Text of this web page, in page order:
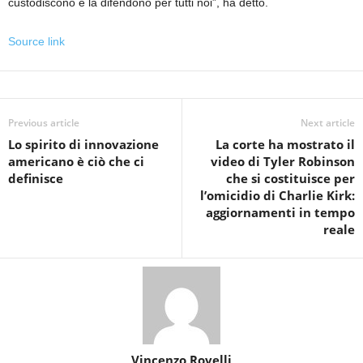
Source link
Previous article
Lo spirito di innovazione
americano è ciò che ci
definisce
Next article
La corte ha mostrato il
video di Tyler Robinson
che si costituisce per
l’omicidio di Charlie Kirk:
aggiornamenti in tempo
reale